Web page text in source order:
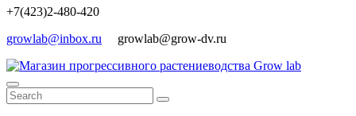
+7(423)2-480-420
growlab@inbox.ru growlab@grow-dv.ru